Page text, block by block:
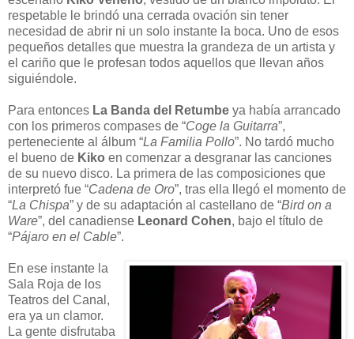
respetable le brindó una cerrada ovación sin tener
necesidad de abrir ni un solo instante la boca. Uno de esos
pequeños detalles que muestra la grandeza de un artista y
el cariño que le profesan todos aquellos que llevan años
siguiéndole.
Para entonces La Banda del Retumbe ya había arrancado
con los primeros compases de “Coge la Guitarra”,
perteneciente al álbum “La Familia Pollo”. No tardó mucho
el bueno de Kiko en comenzar a desgranar las canciones
de su nuevo disco. La primera de las composiciones que
interpretó fue “Cadena de Oro”, tras ella llegó el momento de
“La Chispa” y de su adaptación al castellano de “Bird on a
Ware”, del canadiense Leonard Cohen, bajo el título de
“Pájaro en el Cable”.
En ese instante la
Sala Roja de los
Teatros del Canal,
era ya un clamor.
La gente disfrutaba